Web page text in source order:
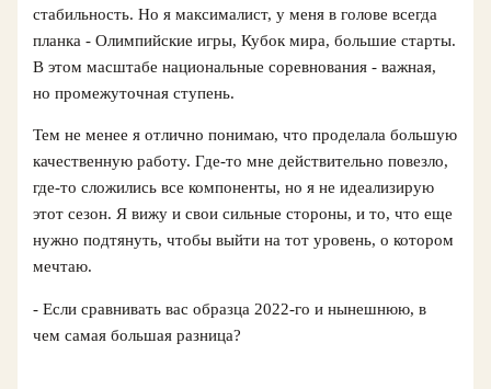
стабильность. Но я максималист, у меня в голове всегда
планка - Олимпийские игры, Кубок мира, большие старты.
В этом масштабе национальные соревнования - важная,
но промежуточная ступень.
Тем не менее я отлично понимаю, что проделала большую
качественную работу. Где‑то мне действительно повезло,
где‑то сложились все компоненты, но я не идеализирую
этот сезон. Я вижу и свои сильные стороны, и то, что еще
нужно подтянуть, чтобы выйти на тот уровень, о котором
мечтаю.
- Если сравнивать вас образца 2022‑го и нынешнюю, в
чем самая большая разница?